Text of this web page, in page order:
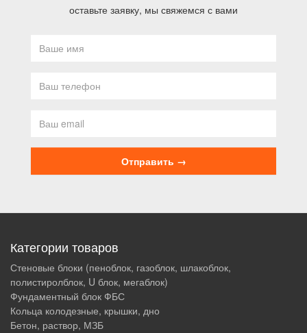
оставьте заявку, мы свяжемся с вами
Категории товаров
Стеновые блоки (пеноблок, газоблок, шлакоблок,
полистиролблок, U блок, мегаблок)
Фундаментный блок ФБС
Кольца колодезные, крышки, дно
Бетон, раствор, МЗБ